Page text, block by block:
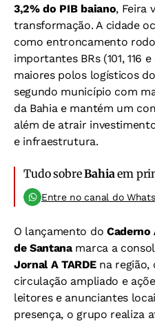
3,2% do PIB baiano, Feira
transformação. A cidade
como entroncamento
importantes BRs (101, 116
maiores polos logísticos
segundo município com
da Bahia e mantém um
além de atrair
e infraestrutura.
Tudo sobreBahiaem
Entre no canal do
O lançamento do Caderno
de Santanamarca a
Jornal A TARDEna região,
circulação ampliado e
leitores e anunciantes
presença, o grupo realiza